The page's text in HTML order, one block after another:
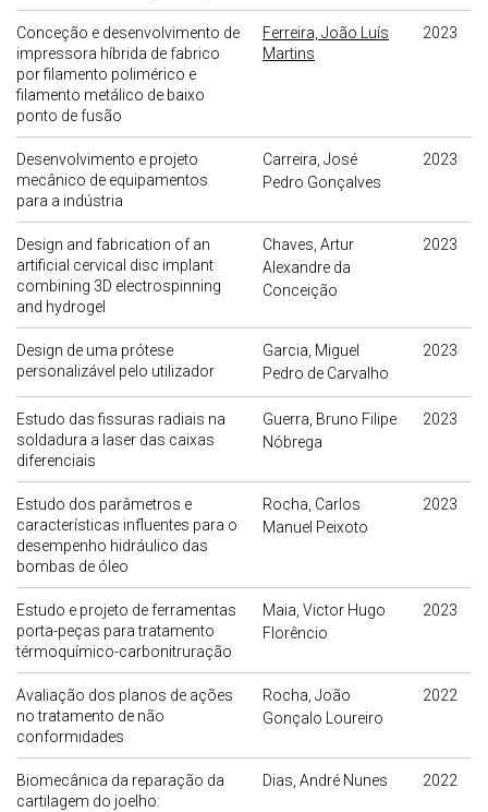
Conceção e desenvolvimento de
impressora híbrida de fabrico
por filamento polimérico e
filamento metálico de baixo
ponto de fusão
Ferreira, João Luís
Martins
2023
Desenvolvimento e projeto
mecânico de equipamentos
para a indústria
Carreira, José
Pedro Gonçalves
2023
Design and fabrication of an
artificial cervical disc implant
combining 3D electrospinning
and hydrogel
Chaves, Artur
Alexandre da
Conceição
2023
Design de uma prótese
personalizável pelo utilizador
Garcia, Miguel
Pedro de Carvalho
2023
Estudo das fissuras radiais na
soldadura a laser das caixas
diferenciais
Guerra, Bruno Filipe
Nóbrega
2023
Estudo dos parâmetros e
características influentes para o
desempenho hidráulico das
bombas de óleo
Rocha, Carlos
Manuel Peixoto
2023
Estudo e projeto de ferramentas
porta-peças para tratamento
térmoquímico-carbonitruração
Maia, Victor Hugo
Florêncio
2023
Avaliação dos planos de ações
no tratamento de não
conformidades
Rocha, João
Gonçalo Loureiro
2022
Biomecânica da reparação da
cartilagem do joelho:
Dias, André Nunes 2022